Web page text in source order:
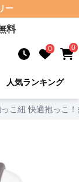
ー
料
0 0
人気ランキング
こ紐 快適抱っこ